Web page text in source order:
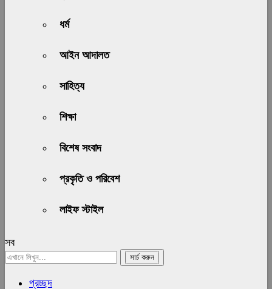
ধর্ম
আইন আদালত
সাহিত্য
শিক্ষা
বিশেষ সংবাদ
প্রকৃতি ও পরিবেশ
লাইফ স্টাইল
সব
প্রচ্ছদ